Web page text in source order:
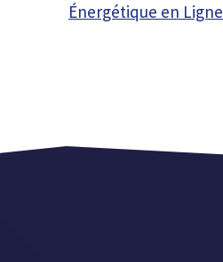
Énergétique en Ligne